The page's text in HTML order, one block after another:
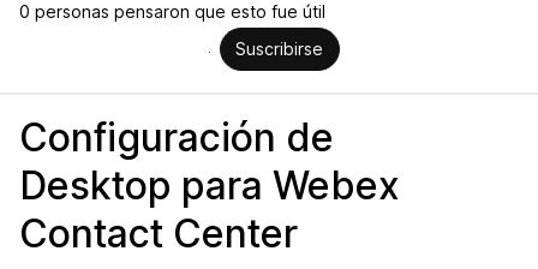
0 personas pensaron que esto fue útil
Suscribirse
Configuración de
Desktop para Webex
Contact Center